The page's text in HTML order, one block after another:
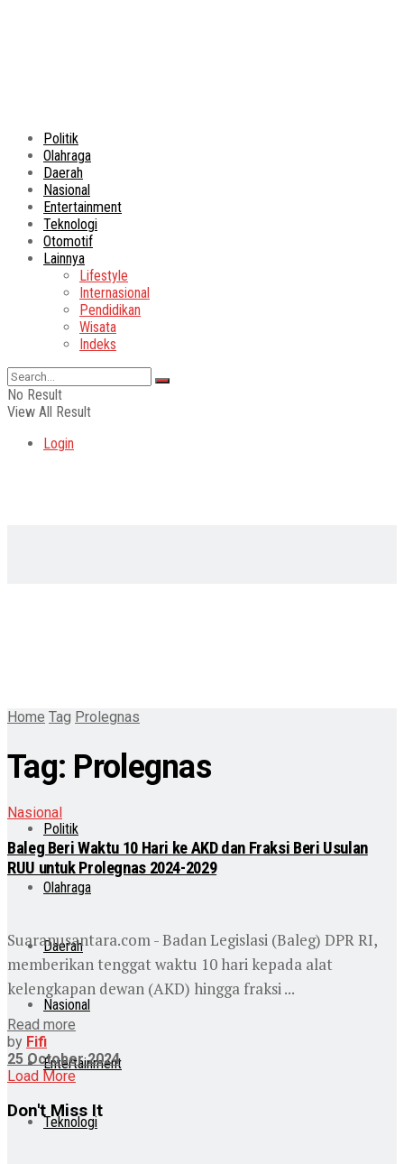
Politik
Olahraga
Daerah
Nasional
Entertainment
Teknologi
Otomotif
Lainnya
Lifestyle
Internasional
Pendidikan
Wisata
Indeks
No Result
View All Result
Login
Politik
Olahraga
Daerah
Nasional
Entertainment
Teknologi
Home Tag Prolegnas
Tag: Prolegnas
Nasional
Baleg Beri Waktu 10 Hari ke AKD dan Fraksi Beri Usulan
RUU untuk Prolegnas 2024-2029
Suaranusantara.com - Badan Legislasi (Baleg) DPR RI,
memberikan tenggat waktu 10 hari kepada alat
kelengkapan dewan (AKD) hingga fraksi ...
Read more
by Fifi
25 October 2024
Load More
Don't Miss It